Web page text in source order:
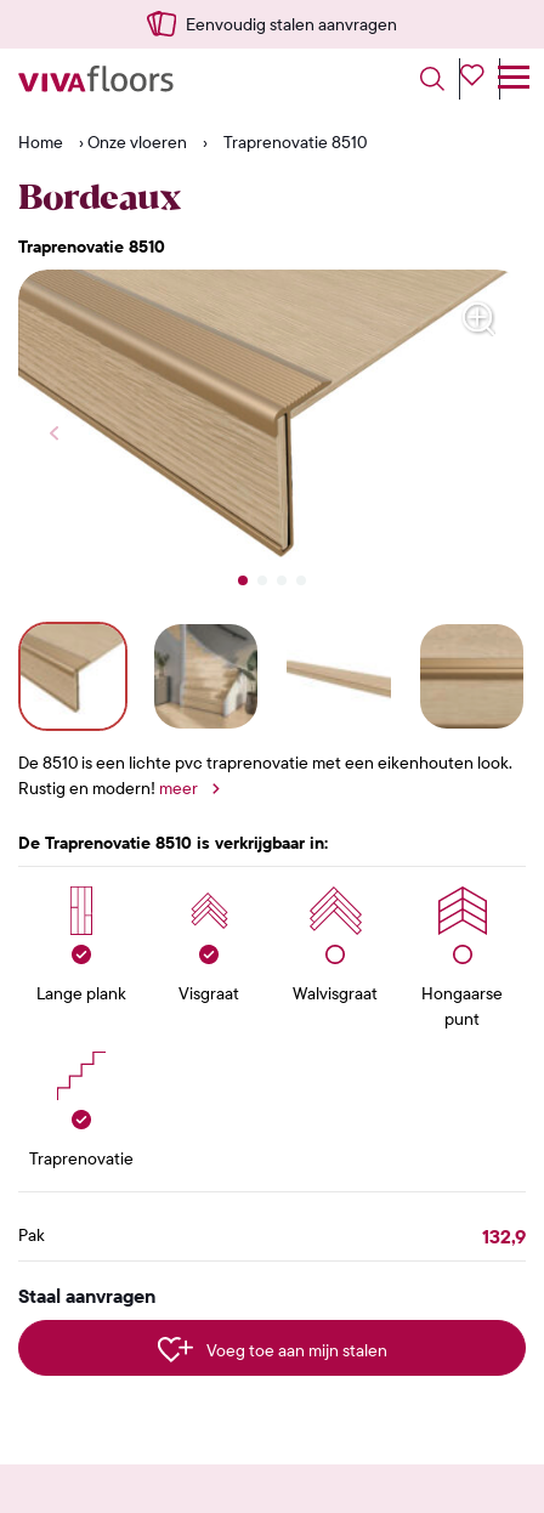
Eenvoudig stalen aanvragen
Home ›Onze vloeren › Traprenovatie 8510
Bordeaux
Traprenovatie 8510
De 8510 is een lichte pvc traprenovatie met een eikenhouten look.
Rustig en modern! meer
De Traprenovatie 8510 is verkrijgbaar in:
Lange plank Visgraat Walvisgraat
Hongaarse
punt
Traprenovatie
Pak 132,9
Staal aanvragen
Voeg toe aan mijn stalen